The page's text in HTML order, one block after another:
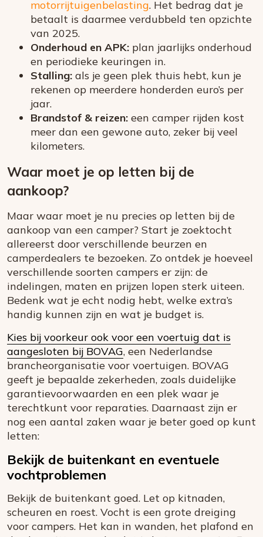
motorrijtuigenbelasting. Het bedrag dat je
betaalt is daarmee verdubbeld ten opzichte
van 2025.
Onderhoud en APK: plan jaarlijks onderhoud
en periodieke keuringen in.
Stalling: als je geen plek thuis hebt, kun je
rekenen op meerdere honderden euro’s per
jaar.
Brandstof & reizen: een camper rijden kost
meer dan een gewone auto, zeker bij veel
kilometers.
Waar moet je op letten bij de
aankoop?
Maar waar moet je nu precies op letten bij de
aankoop van een camper? Start je zoektocht
allereerst door verschillende beurzen en
camperdealers te bezoeken. Zo ontdek je hoeveel
verschillende soorten campers er zijn: de
indelingen, maten en prijzen lopen sterk uiteen.
Bedenk wat je echt nodig hebt, welke extra’s
handig kunnen zijn en wat je budget is.
Kies bij voorkeur ook voor een voertuig dat is
aangesloten bij BOVAG, een Nederlandse
brancheorganisatie voor voertuigen. BOVAG
geeft je bepaalde zekerheden, zoals duidelijke
garantievoorwaarden en een plek waar je
terechtkunt voor reparaties. Daarnaast zijn er
nog een aantal zaken waar je beter goed op kunt
letten:
Bekijk de buitenkant en eventuele
vochtproblemen
Bekijk de buitenkant goed. Let op kitnaden,
scheuren en roest. Vocht is een grote dreiging
voor campers. Het kan in wanden, het plafond en